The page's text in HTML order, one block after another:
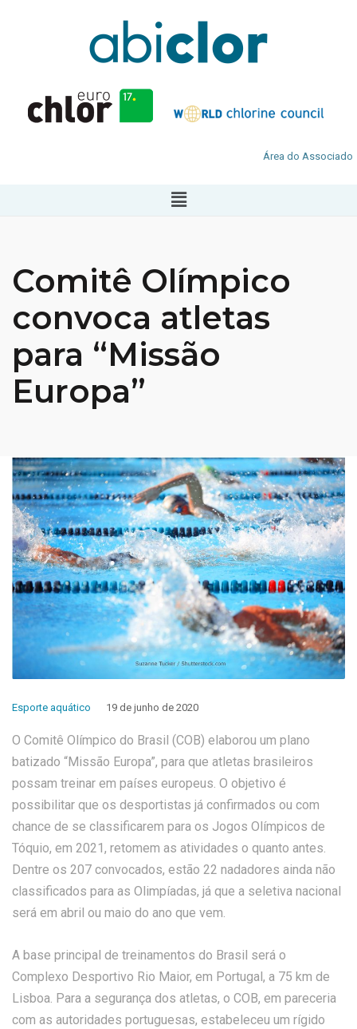
Área do Associado
Comitê Olímpico
convoca atletas
para “Missão
Europa”
Esporte aquático 19 de junho de 2020
O Comitê Olímpico do Brasil (COB) elaborou um plano
batizado “Missão Europa”, para que atletas brasileiros
possam treinar em países europeus. O objetivo é
possibilitar que os desportistas já confirmados ou com
chance de se classificarem para os Jogos Olímpicos de
Tóquio, em 2021, retomem as atividades o quanto antes.
Dentre os 207 convocados, estão 22 nadadores ainda não
classificados para as Olimpíadas, já que a seletiva nacional
será em abril ou maio do ano que vem.
A base principal de treinamentos do Brasil será o
Complexo Desportivo Rio Maior, em Portugal, a 75 km de
Lisboa. Para a segurança dos atletas, o COB, em pareceria
com as autoridades portuguesas, estabeleceu um rígido